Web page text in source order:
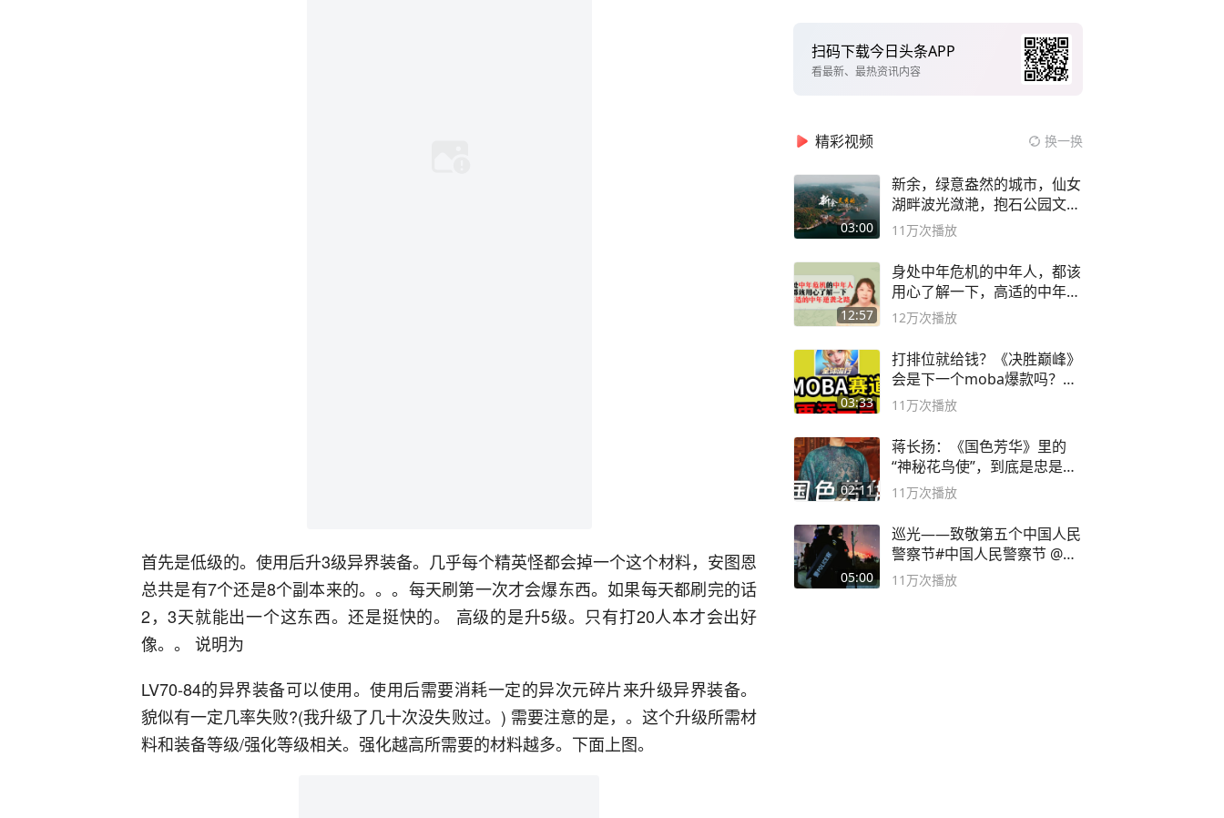
首先是低级的。使用后升3级异界装备。几乎每个精英怪都会掉一个这个材料，安图恩
总共是有7个还是8个副本来的。。。每天刷第一次才会爆东西。如果每天都刷完的话
2，3天就能出一个这东西。还是挺快的。 高级的是升5级。只有打20人本才会出好
像。。 说明为
LV70-84的异界装备可以使用。使用后需要消耗一定的异次元碎片来升级异界装备。
貌似有一定几率失败?(我升级了几十次没失败过。) 需要注意的是，。这个升级所需材
料和装备等级/强化等级相关。强化越高所需要的材料越多。下面上图。
扫码下载今日头条APP
看最新、最热资讯内容
精彩视频 换一换
03:00
新余，绿意盎然的城市，仙女
湖畔波光潋滟，抱石公园文化
深邃……
11万次播放
12:57
身处中年危机的中年人，都该
用心了解一下，高适的中年逆
袭之路
12万次播放
03:33
打排位就给钱？《决胜巅峰》
会是下一个moba爆款吗？#
决胜巅峰
11万次播放
02:11
蒋长扬：《国色芳华》里的
“神秘花鸟使”，到底是忠是
奸？
11万次播放
05:00
巡光——致敬第五个中国人民
警察节#中国人民警察节 @抖
音小助手
11万次播放